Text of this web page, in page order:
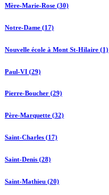
Mère-Marie-Rose (30)
Notre-Dame (17)
Nouvelle école à Mont St-Hilaire (1)
Paul-VI (29)
Pierre-Boucher (29)
Père-Marquette (32)
Saint-Charles (17)
Saint-Denis (28)
Saint-Mathieu (20)